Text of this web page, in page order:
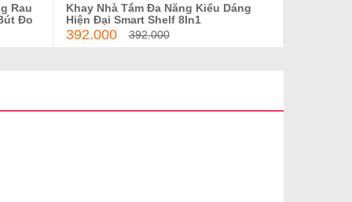
Rau
Đo
Thêm vào giỏ hàng
Khay Nhà Tắm Đa Năng Kiểu Dáng
Hiện Đại Smart Shelf 8In1
392.000 392.000